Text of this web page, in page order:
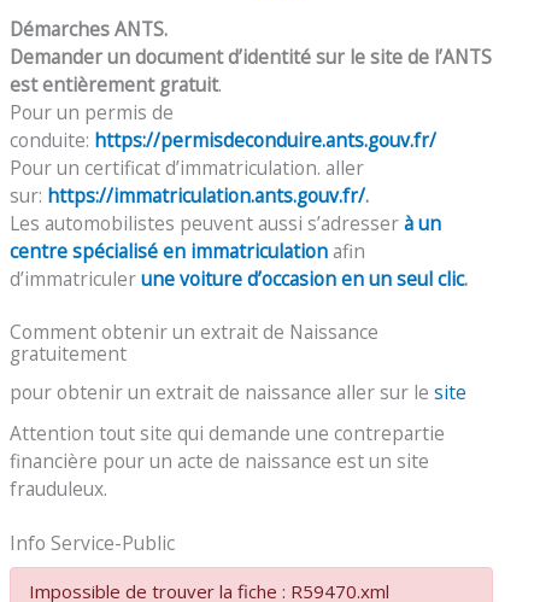
Démarches ANTS.
Demander un document d’identité sur le site de l’ANTS
est entièrement gratuit.
Pour un permis de
conduite: https://permisdeconduire.ants.gouv.fr/
Pour un certificat d’immatriculation. aller
sur: https://immatriculation.ants.gouv.fr/.
Les automobilistes peuvent aussi s’adresserà un
centre spécialisé en immatriculationafin
d’immatriculerune voiture d’occasion en un seul clic.
Comment obtenir un extrait de Naissance
gratuitement
pour obtenir un extrait de naissance aller sur le site
Attention tout site qui demande une contrepartie
financière pour un acte de naissance est un site
frauduleux.
Info Service-Public
Impossible de trouver la fiche : R59470.xml